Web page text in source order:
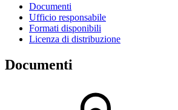
Documenti
Ufficio responsabile
Formati disponibili
Licenza di distribuzione
Documenti